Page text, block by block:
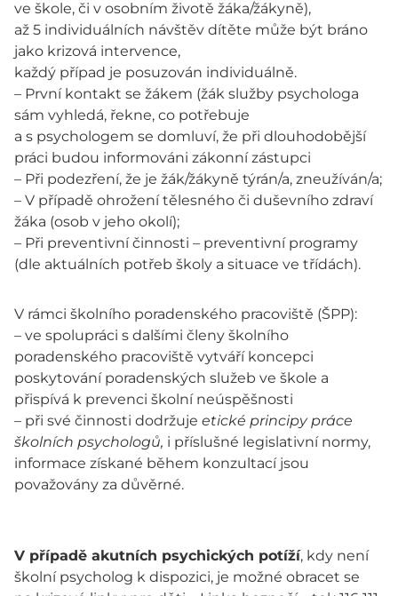
ve škole, či v osobním životě žáka/žákyně),
až 5 individuálních návštěv dítěte může být bráno
jako krizová intervence,
každý případ je posuzován individuálně.
– První kontakt se žákem (žák služby psychologa
sám vyhledá, řekne, co potřebuje
a s psychologem se domluví, že při dlouhodobější
práci budou informováni zákonní zástupci
– Při podezření, že je žák/žákyně týrán/a, zneužíván/a;
– V případě ohrožení tělesného či duševního zdraví
žáka (osob v jeho okolí);
– Při preventivní činnosti – preventivní programy
(dle aktuálních potřeb školy a situace ve třídách).
V rámci školního poradenského pracoviště (ŠPP):
– ve spolupráci s dalšími členy školního
poradenského pracoviště vytváří koncepci
poskytování poradenských služeb ve škole a
přispívá k prevenci školní neúspěšnosti
– při své činnosti dodržuje etické principy práce
školních psychologů, i příslušné legislativní normy,
informace získané během konzultací jsou
považovány za důvěrné.
V případě akutních psychických potíží, kdy není
školní psycholog k dispozici, je možné obracet se